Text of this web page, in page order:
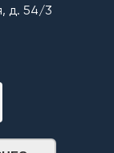
д. 54/3